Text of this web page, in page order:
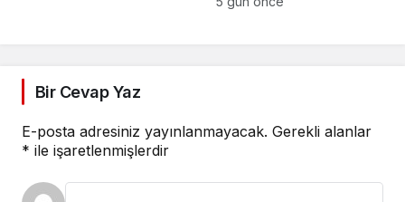
Bir Cevap Yaz
E-posta adresiniz yayınlanmayacak. Gerekli alanlar
* ile işaretlenmişlerdir